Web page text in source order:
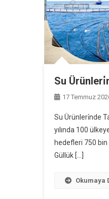
Su
17 Temmuz
Su Ürünleri̇nde
yılında 100
hedefleri 750
Güllük […]
Okumaya